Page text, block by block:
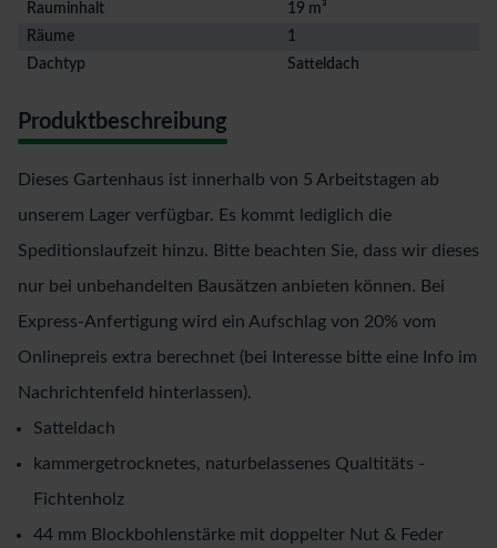
Rauminhalt
19 m³
Räume
1
Dachtyp
Satteldach
Produktbeschreibung
Dieses Gartenhaus ist innerhalb von 5 Arbeitstagen ab
unserem Lager verfügbar. Es kommt lediglich die
Speditionslaufzeit hinzu. Bitte beachten Sie, dass wir dieses
nur bei unbehandelten Bausätzen anbieten können. Bei
Express-Anfertigung wird ein Aufschlag von 20% vom
Onlinepreis extra berechnet (bei Interesse bitte eine Info im
Nachrichtenfeld hinterlassen).
Satteldach
kammergetrocknetes, naturbelassenes Qualtitäts -
Fichtenholz
44 mm Blockbohlenstärke mit doppelter Nut & Feder